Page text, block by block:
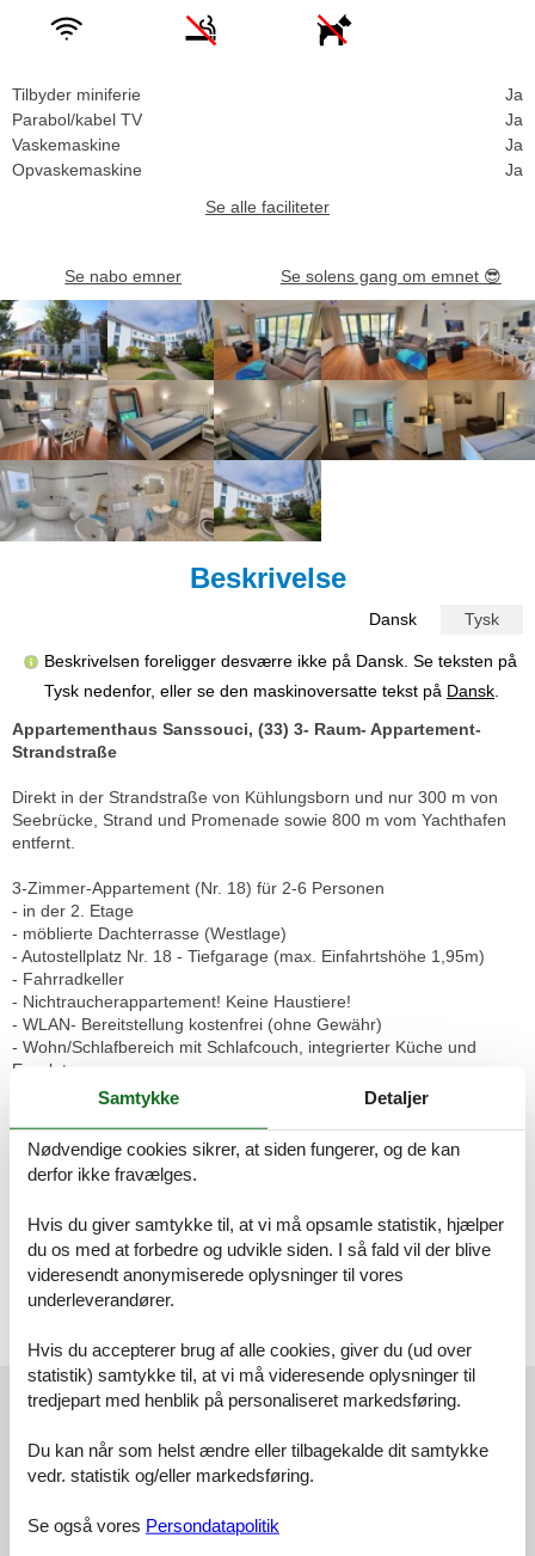
Tilbyder miniferie
Ja
Parabol/kabel TV
Ja
Vaskemaskine
Ja
Opvaskemaskine
Ja
Se alle faciliteter
Se nabo emner Se solens gang om emnet 😎
Beskrivelse
Dansk Tysk
Beskrivelsen foreligger desværre ikke på Dansk. Se teksten på
Tysk nedenfor, eller se den maskinoversatte tekst på Dansk
Appartementhaus Sanssouci, (33) 3- Raum- Appartement-
Strandstraße
Direkt in der Strandstraße von Kühlungsborn und nur 300 m von
Seebrücke, Strand und Promenade sowie 800 m vom Yachthafen
entfernt.
3-Zimmer-Appartement (Nr. 18) für 2-6 Personen
- in der 2. Etage
- möblierte Dachterrasse (Westlage)
- Autostellplatz Nr. 18 - Tiefgarage (max. Einfahrtshöhe 1,95m)
- Fahrradkeller
- Nichtraucherappartement! Keine Haustiere!
- WLAN- Bereitstellung kostenfrei (ohne Gewähr)
- Wohn/Schlafbereich mit Schlafcouch, integrierter Küche und
Essplatz
- Küche - Herd mit Backröhre, Mikrowelle, Kühlschrank mit
- 2. Schlafzimmer mit Doppelbett (Breite: 1,60m), Schlafcouch
und Kleiderschrank
- Bad 2: DU/WC und Waschmaschine
Verbrauchsgegenstände (Toilettenpapier, Müllbeutel, Spülmittel
etc.) sind in einer
besorgen.
Vores gæsteanmeldelser
4,0
Samtykke Detaljer
Nødvendige cookies sikrer, at siden fungerer, og de kan
derfor ikke fravælges.
Hvis du giver samtykke til, at vi må opsamle statistik, hjælper
du os med at forbedre og udvikle siden. I så fald vil der blive
videresendt anonymiserede oplysninger til vores
underleverandører.
Hvis du accepterer brug af alle cookies, giver du (ud over
statistik) samtykke til, at vi må videresende oplysninger til
tredjepart med henblik på personaliseret markedsføring.
Du kan når som helst ændre eller tilbagekalde dit samtykke
vedr. statistik og/eller markedsføring.
Se også vores Persondatapolitik